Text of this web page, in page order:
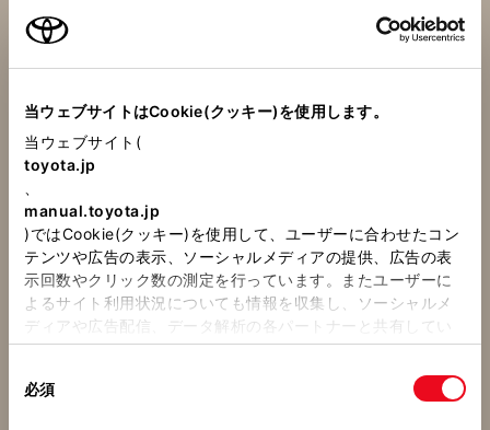
当ウェブサイトはCookie(クッキー)を使用します。
当ウェブサイト(
toyota.jp
manual.toyota.jp
)ではCookie(クッキー)を使用して、ユーザーに合わせたコン
テンツや広告の表示、ソーシャルメディアの提供、広告の表
示回数やクリック数の測定を行っています。またユーザーに
よるサイト利用状況についても情報を収集し、ソーシャルメ
ディアや広告配信、データ解析の各パートナーと共有してい
ます。各パートナーは、ここで収集された情報とユーザーが
各パートナーに提供した他の情報、ユーザーが各パートナー
のサービスを使用したときに収集した他の情報を組み合わせ
必須
「革新と挑戦」のDNAを宿した16代目クラウンから、
70周年記念モデルが誕生。